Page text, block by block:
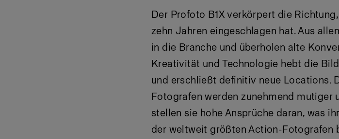
Der Profoto B1X verkörpert die
zehn Jahren eingeschlagen hat. Aus
in die Branche und überholen alte
Kreativität und Technologie hebt die
und erschließt definitiv neue Locations.
Fotografen werden zunehmend mutiger
stellen sie hohe Ansprüche daran, was
der weltweit größten Action-Fotografen